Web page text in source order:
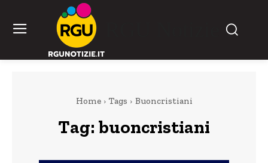
Home Tags Buoncristiani
Tag: buoncristiani